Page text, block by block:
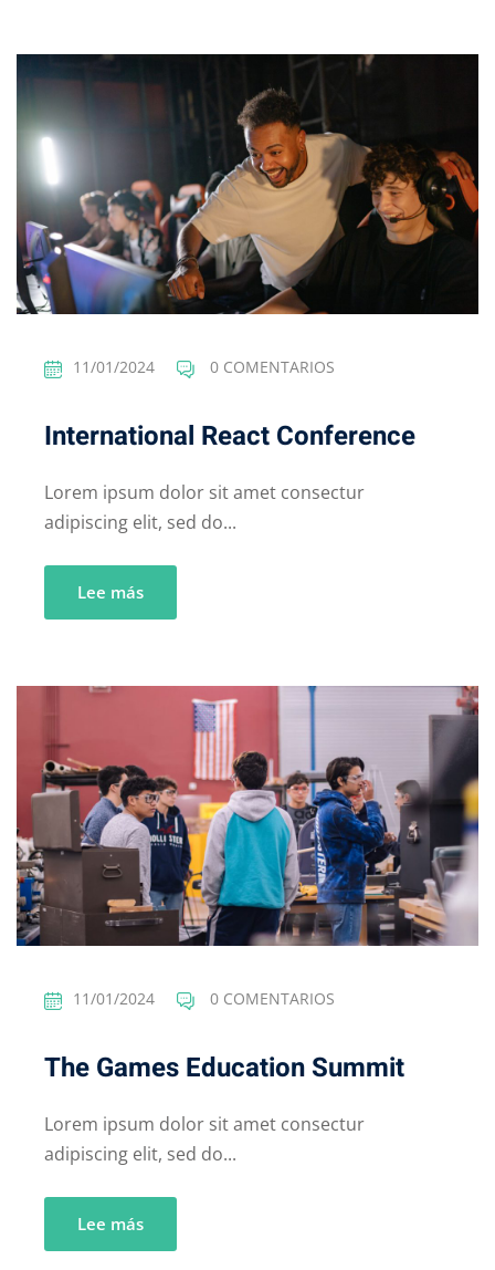
11/01/2024 0 COMENTARIOS
International React Conference
Lorem ipsum dolor sit amet consectur
adipiscing elit, sed do...
Lee más
11/01/2024 0 COMENTARIOS
The Games Education Summit
Lorem ipsum dolor sit amet consectur
adipiscing elit, sed do...
Lee más